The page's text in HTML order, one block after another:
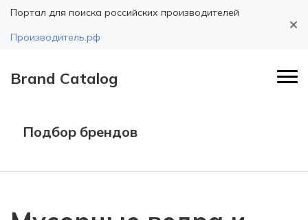
Портал для поиска российских производителей
Производитель.рф
Brand Catalog
Подбор брендов